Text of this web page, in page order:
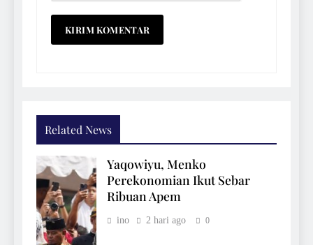
Related News
Yaqowiyu, Menko
Perekonomian Ikut Sebar
Ribuan Apem
ino 2 hari ago 0